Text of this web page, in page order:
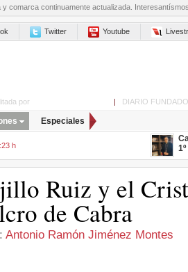
y comarca continuamente actualizada.
Twitter Youtube
por | DIARIO
Especiales
h
Ruiz y el
de Cabra
Antonio Ramón Jiménez Montes